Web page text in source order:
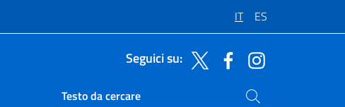
IT ES
Seguici su:
Cerca nel sito